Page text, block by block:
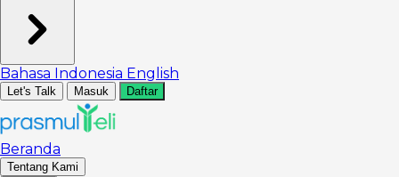
Bahasa Indonesia English
Let's Talk Masuk Daftar
Beranda
Tentang Kami